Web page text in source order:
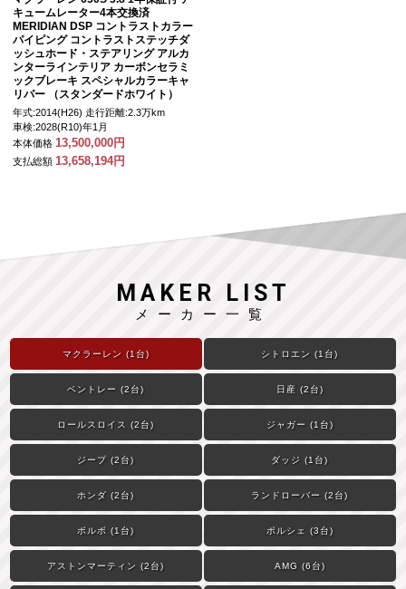
キュームレーター4本交換済
MERIDIAN DSP コントラストカラー
パイピング コントラストステッチダ
ッシュホード・ステアリング アルカ
ンターラインテリア カーボンセラミ
ックブレーキ スペシャルカラーキャ
リパー （スタンダードホワイト）
年式:2014(H26)走行距離:2.3万km
車検:2028(R10)年1月
本体価格 13,500,000円
支払総額 13,658,194円
MAKER LIST
メーカー一覧
マクラーレン (1台) シトロエン (1台)
ベントレー (2台) 日産 (2台)
ロールスロイス (2台) ジャガー (1台)
ジープ (2台) ダッジ (1台)
ホンダ (2台) ランドローバー (2台)
ボルボ (1台) ポルシェ (3台)
アストンマーティン (2台) AMG (6台)